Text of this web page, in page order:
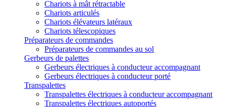
Chariots à mât rétractable
Chariots articulés
Chariots élévateurs latéraux
Chariots télescopiques
Préparateurs de commandes
Préparateurs de commandes au sol
Gerbeurs de palettes
Gerbeurs électriques à conducteur accompagnant
Gerbeurs électriques à conducteur porté
Transpalettes
Transpalettes électriques à conducteur accompagnant
Transpalettes électriques autoportés